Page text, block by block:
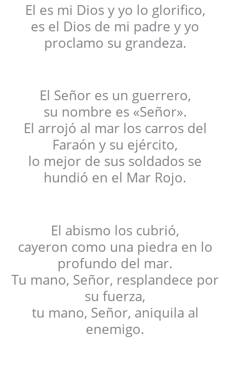
El es mi Dios y yo lo glorifico,
es el Dios de mi padre y yo
proclamo su grandeza.
El Señor es un guerrero,
su nombre es «Señor».
El arrojó al mar los carros del
Faraón y su ejército,
lo mejor de sus soldados se
hundió en el Mar Rojo.
El abismo los cubrió,
cayeron como una piedra en lo
profundo del mar.
Tu mano, Señor, resplandece por
su fuerza,
tu mano, Señor, aniquila al
enemigo.